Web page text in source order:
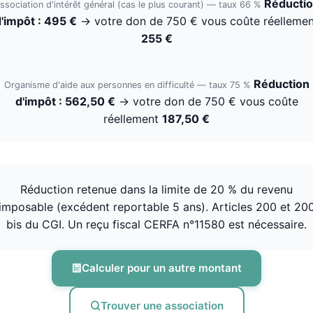
d'intérêt général (cas le plus courant) — taux 66 %
: 495 € → votre don de 750 € vous coûte
255 €
Organisme d'aide aux personnes en difficulté — taux 75 % Réduction
d'impôt : 562,50 € → votre don de 750 € vous coûte
réellement 187,50 €
Réduction retenue dans la limite de 20 % du revenu
(excédent reportable 5 ans). Articles 200 et
bis du CGI. Un reçu fiscal CERFA n°11580 est nécessaire.
Calculer pour un autre montant
Trouver une association